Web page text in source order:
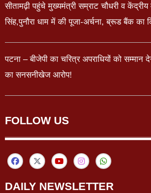
सीतामढ़ी पहुंचे मुख्यमंत्री सम्राट चौधरी व
सिंह,पुनौरा धाम में की पूजा-अर्चना, ब्रूड बैंक का
पटना – बीजेपी का चरित्र अपराधियों को सम्मान
का सनसनीखेज आरोप!
FOLLOW US
DAILY NEWSLETTER